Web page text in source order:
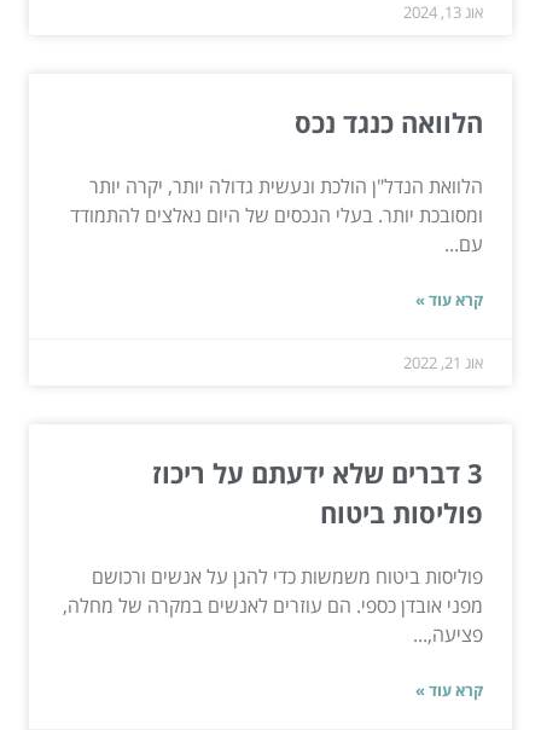
אוג 13, 2024
הלוואה כנגד נכס
הלוואת הנדל"ן הולכת ונעשית גדולה יותר, יקרה יותר
ומסובכת יותר. בעלי הנכסים של היום נאלצים להתמודד
עם...
קרא עוד »
אוג 21, 2022
3 דברים שלא ידעתם על ריכוז
פוליסות ביטוח
פוליסות ביטוח משמשות כדי להגן על אנשים ורכושם
מפני אובדן כספי. הם עוזרים לאנשים במקרה של מחלה,
פציעה,...
קרא עוד »